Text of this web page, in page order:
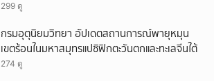
299 ดู
กรมอุตุนิยมวิทยา อัปเดตสถานการณ์พายุหมุน
เขตร้อนในมหาสมุทรแปซิฟิกตะวันตกและทะเลจีนใต้
274 ดู